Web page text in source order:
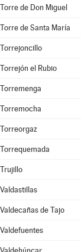
Torre de Don Miguel
Torre de Santa María
Torrejoncillo
Torrejón el Rubio
Torremenga
Torremocha
Torreorgaz
Torrequemada
Trujillo
Valdastillas
Valdecañas de Tajo
Valdefuentes